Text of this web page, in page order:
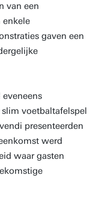
van een
enkele
gaven een
voetbaltafelspel
presenteerden
werd
waar gasten